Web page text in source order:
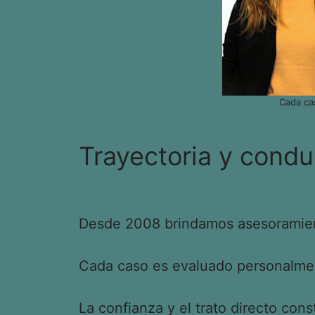
Cada
Trayectoria y
Desde 2008 brindamos
Cada caso es evaluado
La confianza y el trato directo